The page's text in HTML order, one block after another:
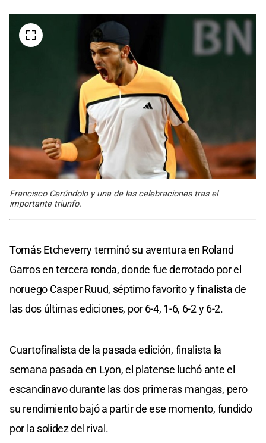
Francisco Cerúndolo y una de las celebraciones tras el
importante triunfo.
Tomás Etcheverry terminó su aventura en Roland
Garros en tercera ronda, donde fue derrotado por el
noruego Casper Ruud, séptimo favorito y finalista de
las dos últimas ediciones, por 6-4, 1-6, 6-2 y 6-2.
Cuartofinalista de la pasada edición, finalista la
semana pasada en Lyon, el platense luchó ante el
escandinavo durante las dos primeras mangas, pero
su rendimiento bajó a partir de ese momento, fundido
por la solidez del rival.